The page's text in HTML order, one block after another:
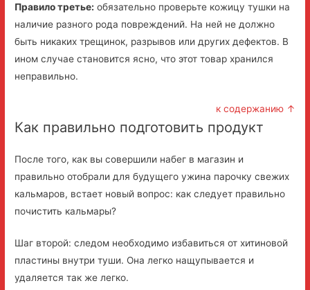
Правило третье: обязательно проверьте кожицу тушки на
наличие разного рода повреждений. На ней не должно
быть никаких трещинок, разрывов или других дефектов. В
ином случае становится ясно, что этот товар хранился
неправильно.
к содержанию ↑
Как правильно подготовить продукт
После того, как вы совершили набег в магазин и
правильно отобрали для будущего ужина парочку свежих
кальмаров, встает новый вопрос: как следует правильно
почистить кальмары?
Шаг второй: следом необходимо избавиться от хитиновой
пластины внутри туши. Она легко нащупывается и
удаляется так же легко.